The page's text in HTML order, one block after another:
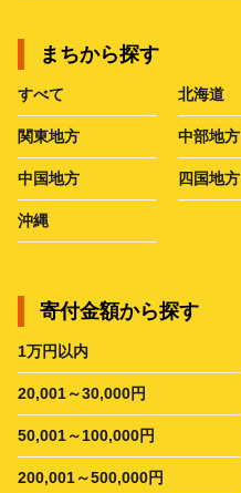
まちから探す
すべて 北海道
関東地方 中部地方
中国地方 四国地方
沖縄
寄付金額から探す
1万円以内
20,001～30,000円
50,001～100,000円
200,001～500,000円